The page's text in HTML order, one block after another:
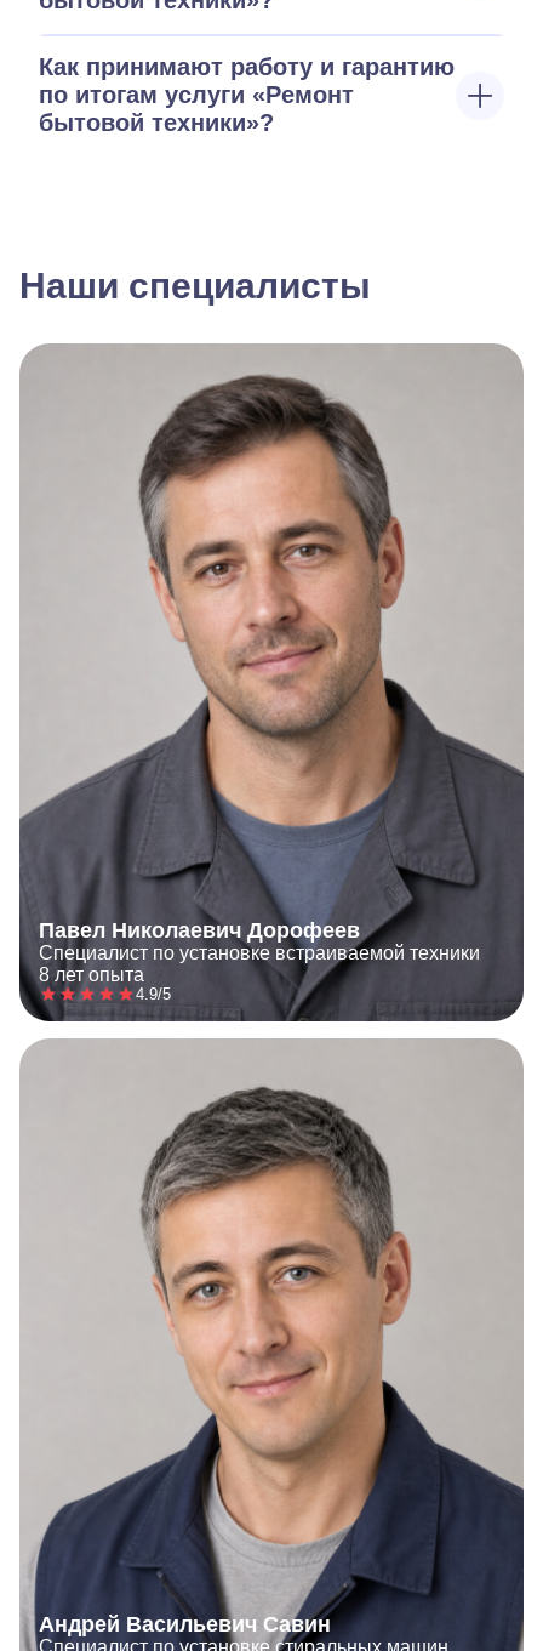
Как принимают работу и гарантию
по итогам услуги «Ремонт
бытовой техники»?
Наши специалисты
Павел Николаевич Дорофеев
Специалист по установке встраиваемой техники
8 лет опыта
4.9/5
Андрей Васильевич Савин